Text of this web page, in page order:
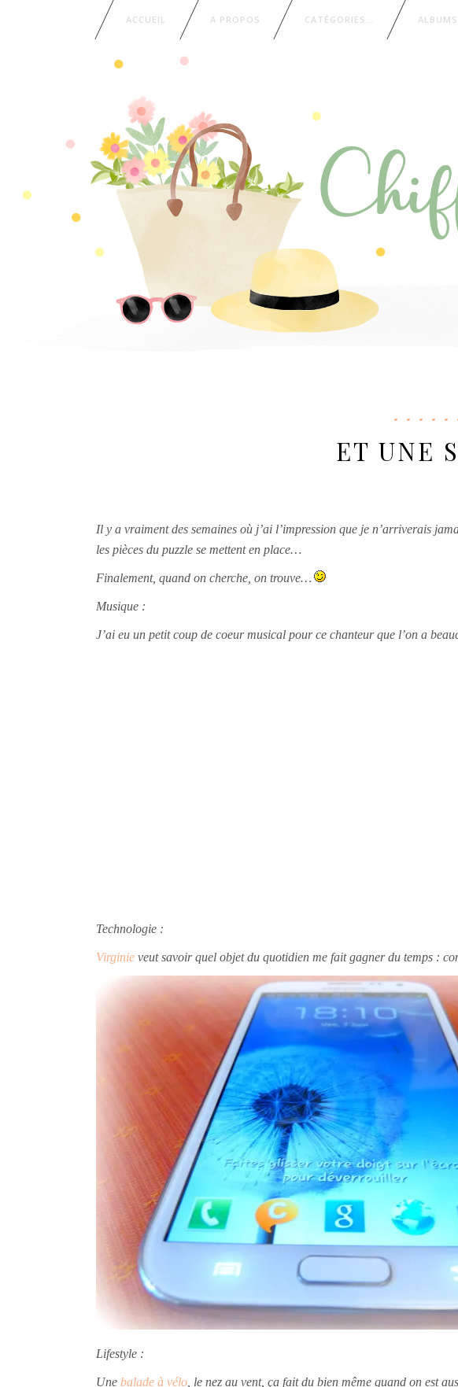
ACCUEIL A PROPOS CATÉGORIES… ALBUMS
ET UNE
Il y a vraiment des semaines où j’ai l’impression que je n’arriverais
les pièces du puzzle se mettent en place…
Finalement, quand on cherche, on trouve…
Musique :
J’ai eu un petit coup de coeur musical pour ce chanteur que l’on a
Technologie :
Virginie veut savoir quel objet du quotidien me fait gagner du temps :
Lifestyle :
Une balade à vélo , le nez au vent, ça fait du bien même quand on est